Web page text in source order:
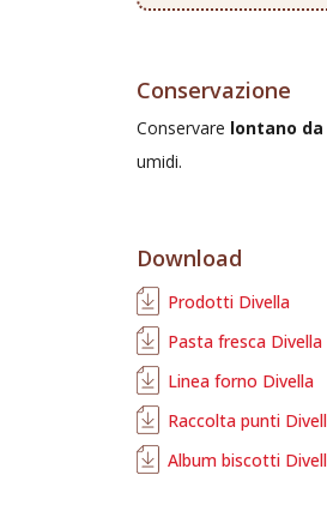
Conservazione
Conservare lontano
umidi.
Download
Prodotti Divella
Pasta fresca Divella
Linea forno Divella
Raccolta punti
Album biscotti